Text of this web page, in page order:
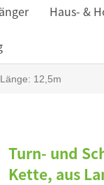
Haus- &
12,5m
Turn- und
Kette, aus